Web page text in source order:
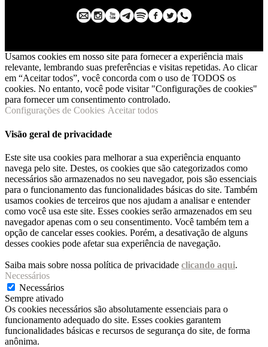
Usamos cookies em nosso site para fornecer a experiência mais
relevante, lembrando suas preferências e visitas repetidas. Ao clicar
em “Aceitar todos”, você concorda com o uso de TODOS os
cookies. No entanto, você pode visitar "Configurações de cookies"
para fornecer um consentimento controlado.
Configurações de Cookies Aceitar todos
Visão geral de privacidade
Este site usa cookies para melhorar a sua experiência enquanto
navega pelo site. Destes, os cookies que são categorizados como
necessários são armazenados no seu navegador, pois são essenciais
para o funcionamento das funcionalidades básicas do site. Também
usamos cookies de terceiros que nos ajudam a analisar e entender
como você usa este site. Esses cookies serão armazenados em seu
navegador apenas com o seu consentimento. Você também tem a
opção de cancelar esses cookies. Porém, a desativação de alguns
desses cookies pode afetar sua experiência de navegação.
Saiba mais sobre nossa política de privacidade clicando aqui.
Necessários
Necessários
Sempre ativado
Os cookies necessários são absolutamente essenciais para o
funcionamento adequado do site. Esses cookies garantem
funcionalidades básicas e recursos de segurança do site, de forma
anônima.